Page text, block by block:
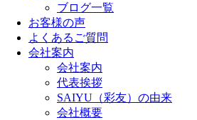
ブログ一覧
お客様の声
よくあるご質問
会社案内
会社案内
代表挨拶
SAIYU（彩友）の由来
会社概要